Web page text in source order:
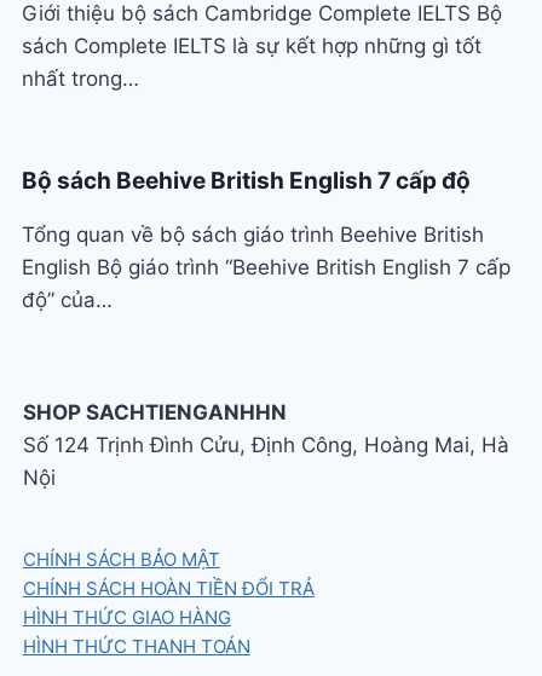
Giới thiệu bộ sách Cambridge Complete IELTS Bộ
sách Complete IELTS là sự kết hợp những gì tốt
nhất trong…
Bộ sách Beehive British English 7 cấp độ
Tổng quan về bộ sách giáo trình Beehive British
English Bộ giáo trình “Beehive British English 7 cấp
độ” của…
SHOP SACHTIENGANHHN
Số 124 Trịnh Đình Cửu, Định Công, Hoàng Mai, Hà
Nội
CHÍNH SÁCH BẢO MẬT
CHÍNH SÁCH HOÀN TIỀN ĐỔI TRẢ
HÌNH THỨC GIAO HÀNG
HÌNH THỨC THANH TOÁN